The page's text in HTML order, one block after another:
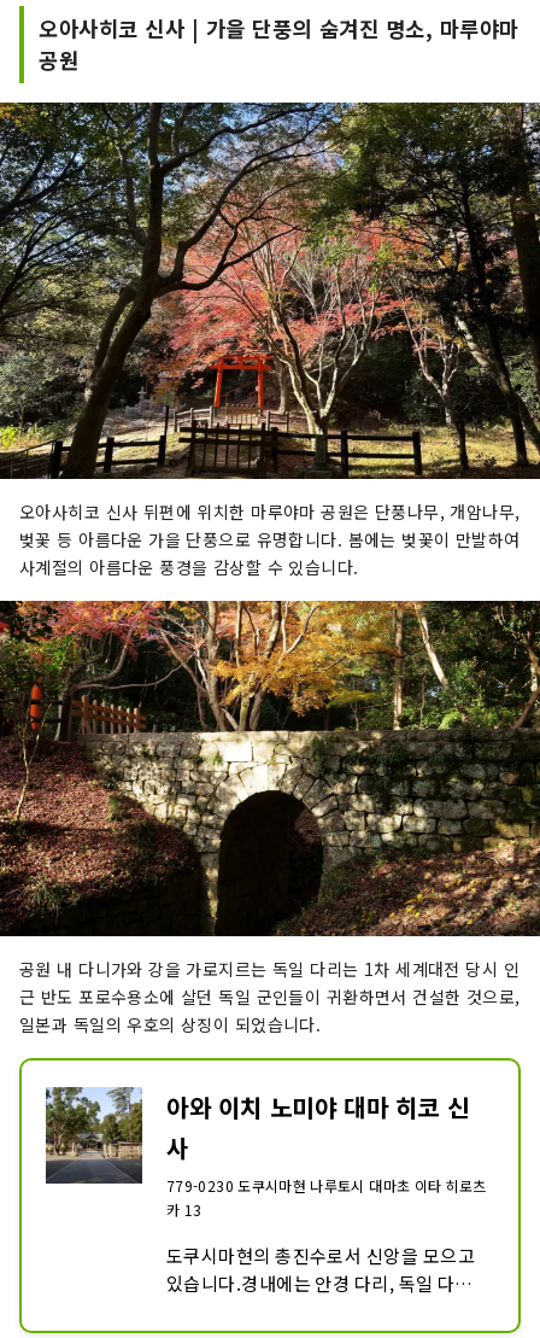
오아사히코 신사 | 가을 단풍의 숨겨진 명소, 마루야마
공원
오아사히코 신사 뒤편에 위치한 마루야마 공원은 단풍나무, 개암나무,
벚꽃 등 아름다운 가을 단풍으로 유명합니다. 봄에는 벚꽃이 만발하여
사계절의 아름다운 풍경을 감상할 수 있습니다.
공원 내 다니가와 강을 가로지르는 독일 다리는 1차 세계대전 당시 인
근 반도 포로수용소에 살던 독일 군인들이 귀환하면서 건설한 것으로,
일본과 독일의 우호의 상징이 되었습니다.
아와 이치 노미야 대마 히코 신
사
779-0230 도쿠시마현 나루토시 대마초 이타 히로츠
카 13
도쿠시마현의 총진수로서 신앙을 모으고
있습니다.경내에는 안경 다리, 독일 다리,